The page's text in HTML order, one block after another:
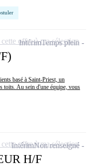
basé à Saint-Priest, un
toits. Au sein d'une équipe, vous
IntérimTemps plein
offre à ma sélection
H/F
IntérimNon renseigné
offre à ma sélection